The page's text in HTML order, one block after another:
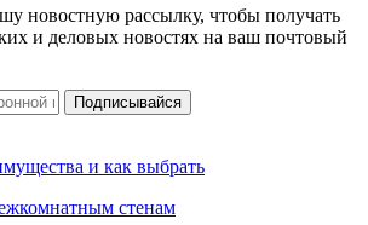
новостную рассылку, чтобы получать
и деловых новостях на ваш почтовый
Подписывайся
и как выбрать
стенам